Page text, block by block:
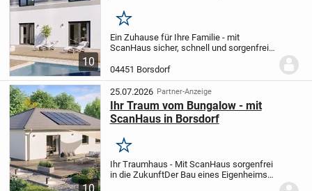
10
Merken
Ein Zuhause für Ihre Familie - mit
ScanHaus sicher, schnell und sorgenfrei
eines Einfamilienhauses mehr als ein
Bauprojekt - es ist der Wunsch nach
einem...
04451 Borsdorf
25.07.2026 Partner-Anzeige
Ihr Traum vom Bungalow - mit
ScanHaus in Borsdorf
Merken
Ihr Traumhaus - Mit ScanHaus sorgenfrei
in die ZukunftDer Bau eines Eigenheims